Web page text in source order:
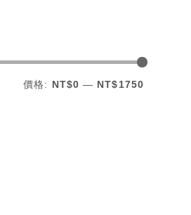
價格: NT$0 — NT$1750